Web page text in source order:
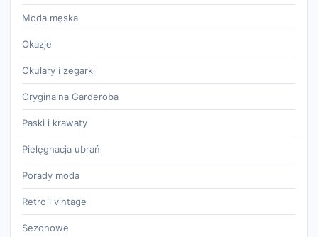
Moda męska
Okazje
Okulary i zegarki
Oryginalna Garderoba
Paski i krawaty
Pielęgnacja ubrań
Porady moda
Retro i vintage
Sezonowe